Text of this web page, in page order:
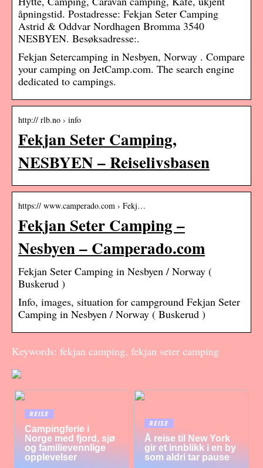
åpningstid. Postadresse: Fekjan Seter Camping
Astrid & Oddvar Nordhagen Bromma 3540
NESBYEN. Besøksadresse:.
Fekjan Setercamping in Nesbyen, Norway . Compare
your camping on JetCamp.com. The search engine
dedicated to campings.
http:// rlb.no › info
Fekjan Seter Camping,
NESBYEN – Reiselivsbasen
https:// www.camperado.com › Fekj…
Fekjan Seter Camping –
Nesbyen – Camperado.com
Fekjan Seter Camping in Nesbyen / Norway (
Buskerud )
Info, images, situation for campground Fekjan Seter
Camping in Nesbyen / Norway ( Buskerud )
Keywords: fekjan camping, fekjan seter camping
REISE
Campingferie i
Norge med fjord, sjø
og familievennlige
opplevelser
REISE
Å reise til New York
gir et innblikk i en by
som aldri tar pause